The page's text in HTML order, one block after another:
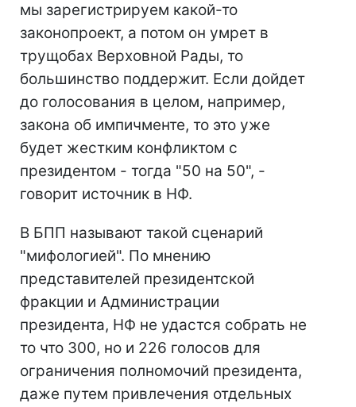
мы зарегистрируем какой-то
законопроект, а потом он умрет в
трущобах Верховной Рады, то
большинство поддержит. Если дойдет
до голосования в целом, например,
закона об импичменте, то это уже
будет жестким конфликтом с
президентом - тогда "50 на 50", -
говорит источник в НФ.
В БПП называют такой сценарий
"мифологией". По мнению
представителей президентской
фракции и Администрации
президента, НФ не удастся собрать не
то что 300, но и 226 голосов для
ограничения полномочий президента,
даже путем привлечения отдельных